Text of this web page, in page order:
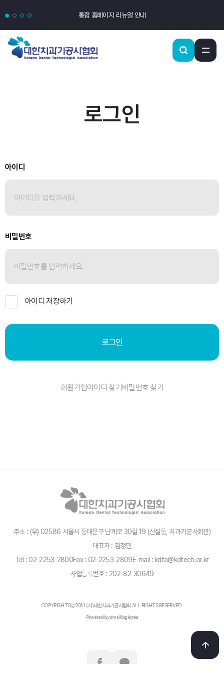
통합 홈페이지 리뉴얼 안내
로그인
아이디
비밀번호
아이디 저장하기
로그인
회원가입아이디 찾기비밀번호 찾기
주소 : (우) 02586 서울시 동대문구 난계로 30길 19 (신설동, 치과기공사회관)
대표자 : 김정민
Tel : 02-2253-2800Fax : 02-2253-2809E-mail : kdta@kdtech.or.kr
사업등록번호 : 202-82-30649
COPYRIGHTSⓒ2014 (사)대한치과기공사협회 ALL RIGHTS RESERVED.
Powered by smallbigkorea